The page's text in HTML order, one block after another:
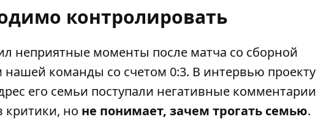
контролировать
неприятные моменты после матча со сборной
команды со счетом 0:3. В интервью проекту
его семьи поступали негативные комментарии
критики, но не понимает, зачем трогать семью.